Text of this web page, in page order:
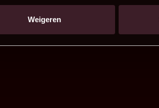
Weigeren